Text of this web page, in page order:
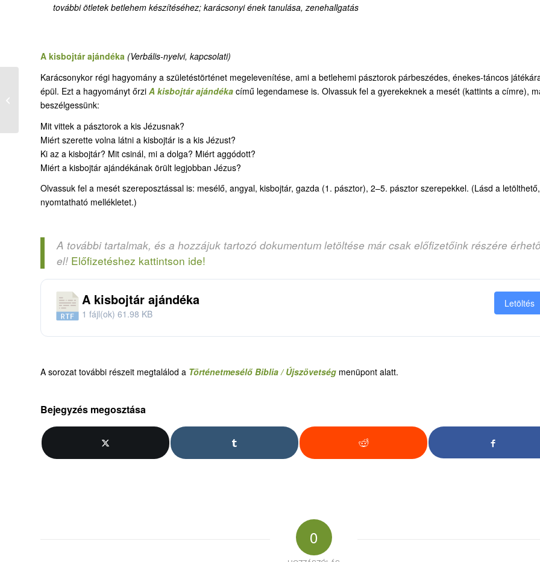
további ötletek betlehem készítéséhez; karácsonyi ének tanulása, zenehallgatás
A kisbojtár ajándéka (Verbális-nyelvi, kapcsolati)
Karácsonykor régi hagyomány a születéstörténet megelevenítése, ami a betlehemi pásztorok párbeszédes, énekes-táncos
épül. Ezt a hagyományt őrzi A kisbojtár ajándéka című legendamese is. Olvassuk fel a gyerekeknek a mesét (kattints a címre),
beszélgessünk:
Mit vittek a pásztorok a kis Jézusnak?
Miért szerette volna látni a kisbojtár is a kis Jézust?
Ki az a kisbojtár? Mit csinál, mi a dolga? Miért aggódott?
Miért a kisbojtár ajándékának örült legjobban Jézus?
Olvassuk fel a mesét szereposztással is: mesélő, angyal, kisbojtár, gazda (1. pásztor), 2–5. pásztor szerepekkel. (Lásd a letölthető,
nyomtatható mellékletet.)
A további tartalmak, és a hozzájuk tartozó dokumentum letöltése már csak előfizetőink részére
el! Előfizetéshez kattintson ide!
A kisbojtár ajándéka
1 fájl(ok) 61.98 KB
Letöltés
A sorozat további részeit megtalálod a Történetmesélő Biblia / Újszövetség menüpont alatt.
Bejegyzés megosztása
0
04-2. Karácsonyi
történet versben,
képben, zenében